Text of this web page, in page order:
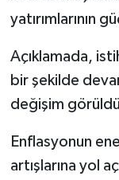
yatırımlarının
Açıklamada,
bir şekilde
değişim
Enflasyonun
artışlarına yol